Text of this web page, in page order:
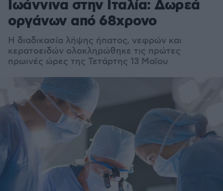
Ιωάννινα στην Ιταλία: Δωρεά
οργάνων από 68χρονο
Η διαδικασία λήψης ήπατος, νεφρών και
κερατοειδών ολοκληρώθηκε τις πρώτες
πρωινές ώρες της Τετάρτης 13 Μαΐου